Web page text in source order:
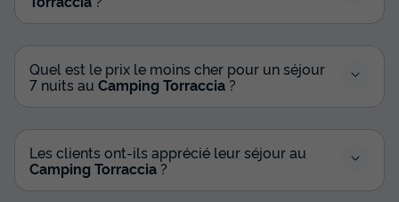
CHALET 5 personnes - Chalet Vue Mer
Confort 35m² avec Clim (M)
Quel est le prix le moins cher pour un séjour
7 nuits au Camping Torraccia?
Les clients ont-ils apprécié leur séjour au
Camping Torraccia?